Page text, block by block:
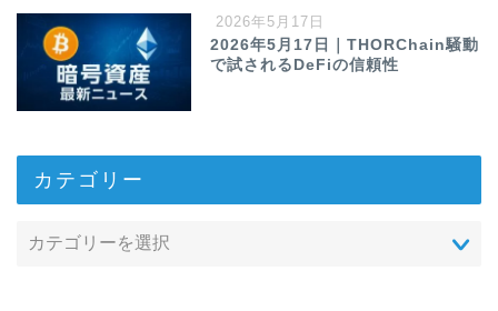
2026年5月17日
2026年5月17日｜THORChain騒動
で試されるDeFiの信頼性
カテゴリー